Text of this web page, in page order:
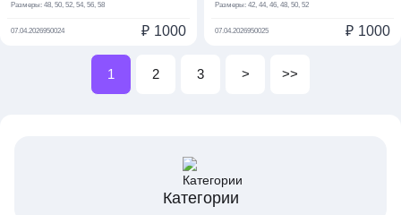
Размеры: 48, 50, 52, 54, 56, 58
07.04.2026950024 ₽ 1000
Размеры: 42, 44, 46, 48, 50, 52
07.04.2026950025 ₽ 1000
1 2 3 > >>
Категории